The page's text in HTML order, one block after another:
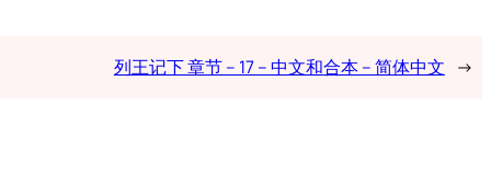
列王记下 章节 – 17 – 中文和合本 – 简体中文 →